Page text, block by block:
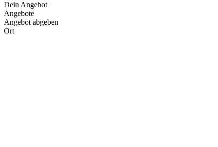
Dein Angebot
Angebote
Angebot abgeben
Ort